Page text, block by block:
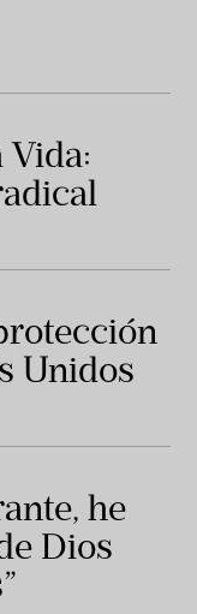
Vida:
Unidos
he
Dios